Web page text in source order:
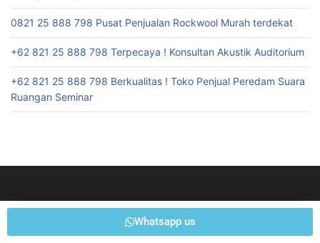
0821 25 888 798 Pusat Penjualan Rockwool Murah terdekat
+62 821 25 888 798 Terpecaya ! Konsultan Akustik Auditorium
+62 821 25 888 798 Berkualitas ! Toko Penjual Peredam Suara
Ruangan Seminar
Whatsapp us